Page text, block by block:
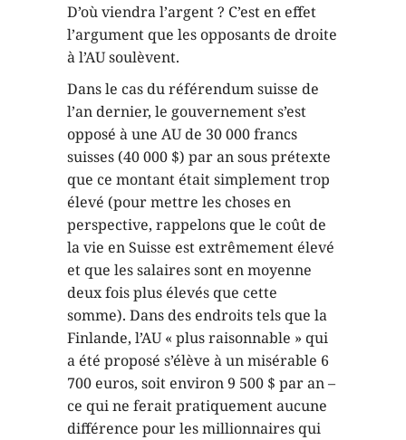
D’où viendra l’argent ? C’est en effet
l’argument que les opposants de droite
à l’AU soulèvent.
Dans le cas du référendum suisse de
l’an dernier, le gouvernement s’est
opposé à une AU de 30 000 francs
suisses (40 000 $) par an sous prétexte
que ce montant était simplement trop
élevé (pour mettre les choses en
perspective, rappelons que le coût de
la vie en Suisse est extrêmement élevé
et que les salaires sont en moyenne
deux fois plus élevés que cette
somme). Dans des endroits tels que la
Finlande, l’AU « plus raisonnable » qui
a été proposé s’élève à un misérable 6
700 euros, soit environ 9 500 $ par an –
ce qui ne ferait pratiquement aucune
différence pour les millionnaires qui